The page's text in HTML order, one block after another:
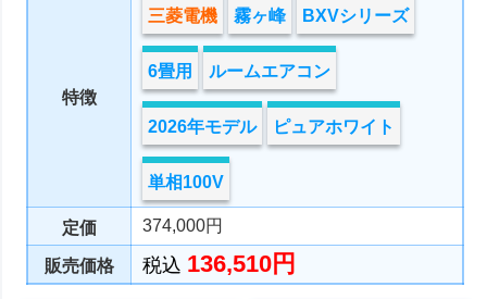
特徴
三菱電機 霧ヶ峰 BXVシリーズ
6畳用 ルームエアコン
2026年モデル ピュアホワイト
単相100V
定価 374,000円
販売価格 税込 136,510円